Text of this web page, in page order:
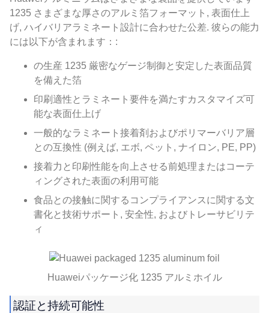
1235 さまざまな厚さのアルミ箔フォーマット, 表面仕上
げ, ハイバリアラミネート設計に合わせた公差. 彼らの能力
には以下が含まれます：:
の生産 1235 厳密なゲージ制御と安定した表面品質
を備えた箔
印刷適性とラミネート要件を満たすカスタマイズ可
能な表面仕上げ
一般的なラミネート接着剤およびポリマーバリア層
との互換性 (例えば, エボ, ペット, ナイロン, PE, PP)
接着力と印刷性能を向上させる前処理またはコーテ
ィングされた表面の利用可能
食品との接触に関するコンプライアンスに関する文
書化と技術サポート, 安全性, およびトレーサビリテ
ィ
Huaweiパッケージ化 1235 アルミホイル
認証と持続可能性